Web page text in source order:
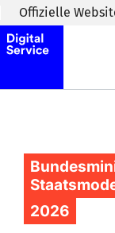
Zum
Offizielle
2026